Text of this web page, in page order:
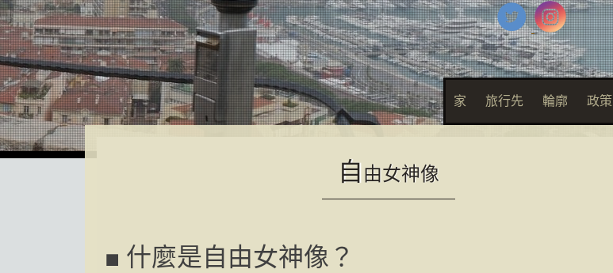
家 旅行先 輪廓 政策
自由女神像
■ 什麼是自由女神像？